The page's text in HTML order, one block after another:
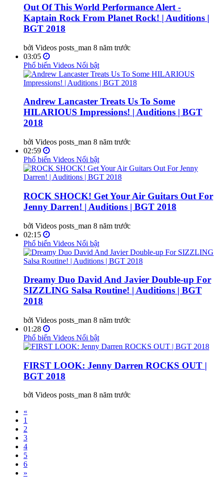
Out Of This World Performance Alert -
Kaptain Rock From Planet Rock! | Auditions |
BGT 2018
bởi Videos posts_man 8 năm trước
03:05
Phổ biến Videos Nổi bật
Andrew Lancaster Treats Us To Some
HILARIOUS Impressions! | Auditions | BGT
2018
bởi Videos posts_man 8 năm trước
02:59
Phổ biến Videos Nổi bật
ROCK SHOCK! Get Your Air Guitars Out For
Jenny Darren! | Auditions | BGT 2018
bởi Videos posts_man 8 năm trước
02:15
Phổ biến Videos Nổi bật
Dreamy Duo David And Javier Double-up For
SIZZLING Salsa Routine! | Auditions | BGT
2018
bởi Videos posts_man 8 năm trước
01:28
Phổ biến Videos Nổi bật
FIRST LOOK: Jenny Darren ROCKS OUT |
BGT 2018
bởi Videos posts_man 8 năm trước
«
1
2
3
4
5
6
»